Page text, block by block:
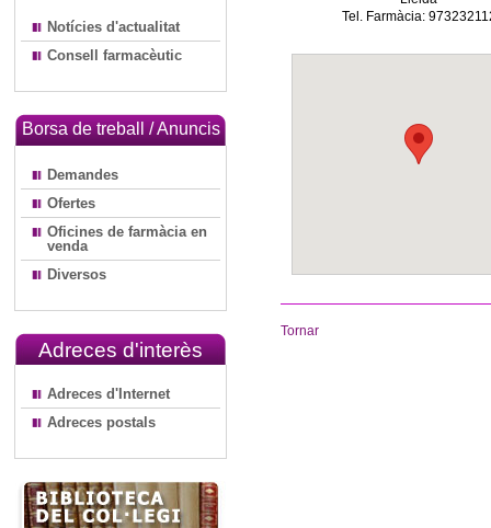
Notícies d'actualitat
Consell farmacèutic
Borsa de treball / Anuncis
Demandes
Ofertes
Oficines de farmàcia en
venda
Diversos
Adreces d'interès
Adreces d'Internet
Adreces postals
Tel. Farmàcia:
Tornar